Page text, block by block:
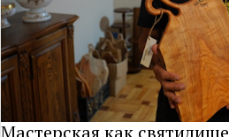
Мастерская как святилище